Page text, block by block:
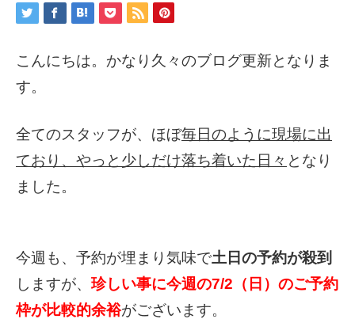
こんにちは。かなり久々のブログ更新となりま
す。
全てのスタッフが、ほぼ毎日のように現場に出
ており、やっと少しだけ落ち着いた日々 となり
ました。
今週も、予約が埋まり気味で土日の予約が殺到
しますが、 珍しい事に今週の7/2（日）のご予約
枠が比較的余裕がございます。